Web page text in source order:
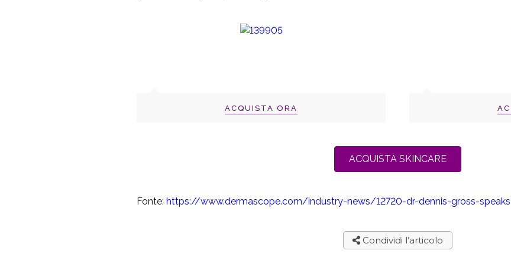
ACQUISTA ORA
ACQUISTA SKINCARE
Fonte: https://www.dermascope.com/industry-news/12720-dr-dennis-gross-
Condividi l’articolo